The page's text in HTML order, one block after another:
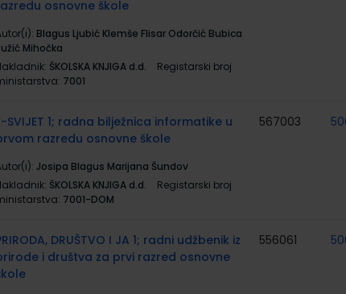
osnovne škole
Blagus Ljubić Klemše Flisar Odorčić Bubica
Mihočka
ŠKOLSKA KNJIGA d.d.
Registarski broj
7001
SVIJET 1; radna bilježnica informatike u
razredu osnovne škole
Josipa Blagus Marijana Šundov
ŠKOLSKA KNJIGA d.d.
Registarski broj
7001-DOM
567003
DRUŠTVO I JA 1; radni udžbenik iz
i društva za prvi razred osnovne
556061